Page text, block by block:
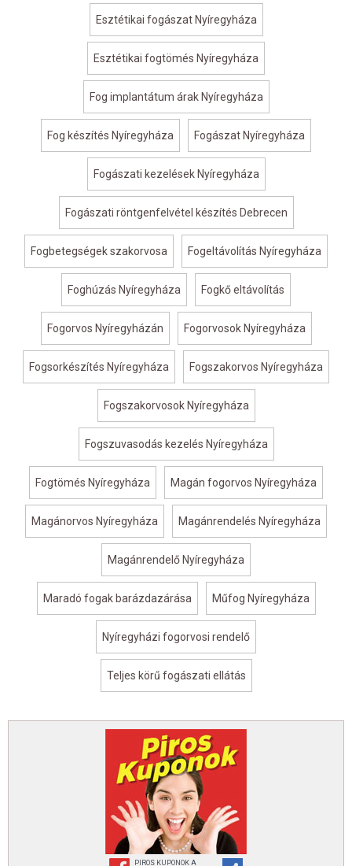
Esztétikai fogászat Nyíregyháza
Esztétikai fogtömés Nyíregyháza
Fog implantátum árak Nyíregyháza
Fog készítés Nyíregyháza Fogászat Nyíregyháza
Fogászati kezelések Nyíregyháza
Fogászati röntgenfelvétel készítés Debrecen
Fogbetegségek szakorvosa Fogeltávolítás Nyíregyháza
Foghúzás Nyíregyháza Fogkő eltávolítás
Fogorvos Nyíregyházán Fogorvosok Nyíregyháza
Fogsorkészítés Nyíregyháza Fogszakorvos Nyíregyháza
Fogszakorvosok Nyíregyháza
Fogszuvasodás kezelés Nyíregyháza
Fogtömés Nyíregyháza Magán fogorvos Nyíregyháza
Magánorvos Nyíregyháza Magánrendelés Nyíregyháza
Magánrendelő Nyíregyháza
Maradó fogak barázdazárása Műfog Nyíregyháza
Nyíregyházi fogorvosi rendelő
Teljes körű fogászati ellátás
PIROS KUPONOK A